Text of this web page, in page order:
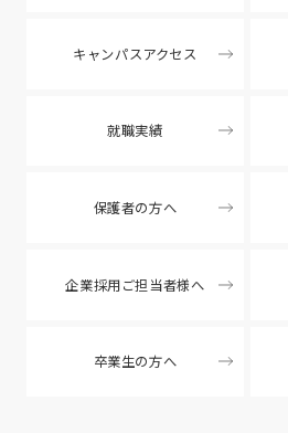
キャンパスアクセス
就職実績
保護者の方へ
企業採用ご担当者様へ
卒業生の方へ